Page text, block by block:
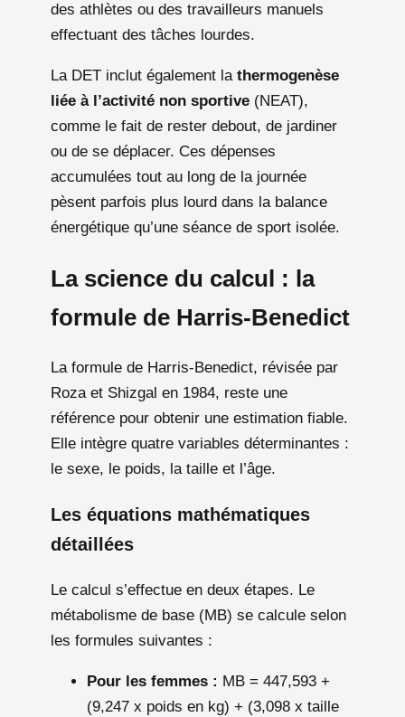
des athlètes ou des travailleurs manuels
effectuant des tâches lourdes.
La DET inclut également la thermogenèse
liée à l’activité non sportive (NEAT),
comme le fait de rester debout, de jardiner
ou de se déplacer. Ces dépenses
accumulées tout au long de la journée
pèsent parfois plus lourd dans la balance
énergétique qu’une séance de sport isolée.
La science du calcul : la
formule de Harris-Benedict
La formule de Harris-Benedict, révisée par
Roza et Shizgal en 1984, reste une
référence pour obtenir une estimation fiable.
Elle intègre quatre variables déterminantes :
le sexe, le poids, la taille et l’âge.
Les équations mathématiques
détaillées
Le calcul s’effectue en deux étapes. Le
métabolisme de base (MB) se calcule selon
les formules suivantes :
Pour les femmes : MB = 447,593 +
(9,247 x poids en kg) + (3,098 x taille